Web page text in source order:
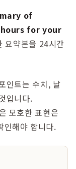
of
for your
요약본을 24시간
인트는 수치, 날
입니다.
모호한 표현은
해야 합니다.